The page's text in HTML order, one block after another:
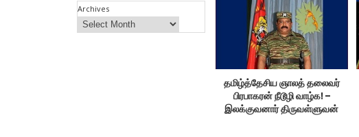
தமிழ்த்தேசிய ஞாலத் தலைவர்
பிரபாகரன் நீடூழி வாழ்க! –
இலக்குவனார் திருவள்ளுவன்
Archives